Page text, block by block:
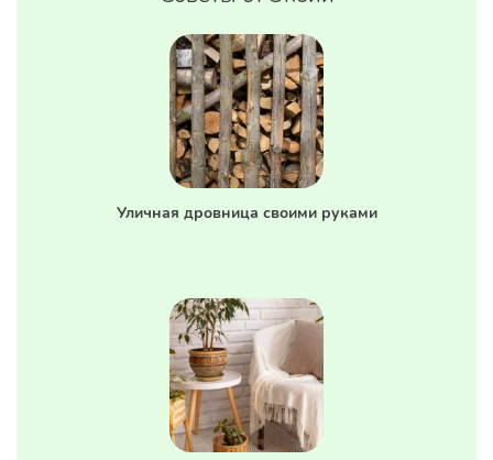
Уличная дровница своими руками